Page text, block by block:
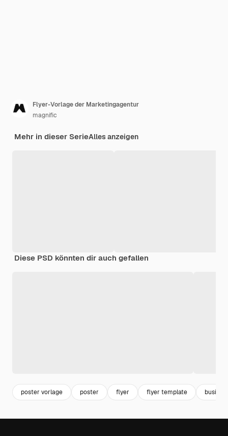
Flyer-Vorlage der Marketingagentur
magnific
Mehr in dieser SerieAlles anzeigen
Diese PSD könnten dir auch gefallen
poster vorlage poster flyer flyer template